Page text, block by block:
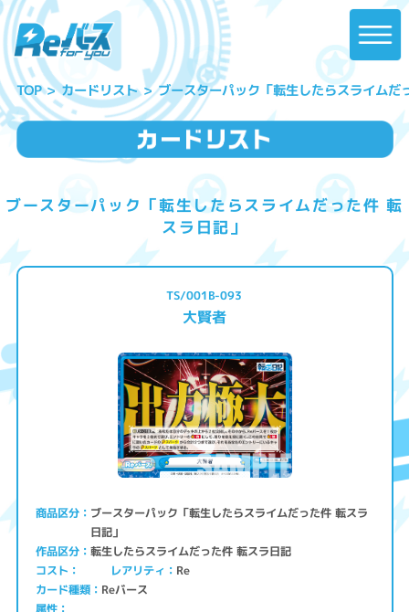
TOP カードリスト ブースターパック「転生したらスライムだ
ブースターパック「転生したらスライムだった件 転
スラ日記」
TS/001B-093
大賢者
商品区分 ブースターパック「転生したらスライムだった件 転スラ
日記」
作品区分 転生したらスライムだった件 転スラ日記
コスト レアリティ Re
カード種類 Reバース
属性